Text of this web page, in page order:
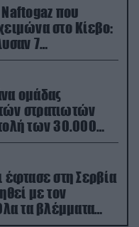
που
στο Κίεβο:
7
του ουκρανικού
ομάδας
στρατιωτών
των 30.000
Ρωσία (βίντεο)
έφτασε στη Σερβία
με τον